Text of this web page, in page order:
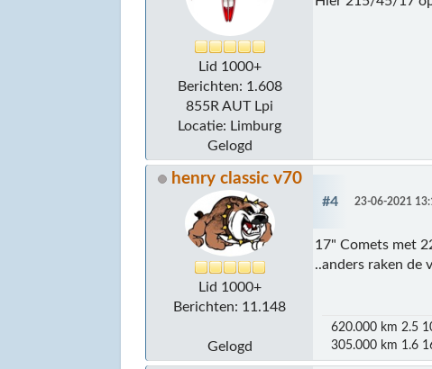
Lid 1000+
Berichten: 1.608
855R AUT Lpi
Locatie: Limburg
Gelogd
henry classic v70
Lid 1000+
Berichten: 11.148
Gelogd
#4 23-06-2021
17" Comets met
..anders raken de
620.000 km 2.5
305.000 km 1.6